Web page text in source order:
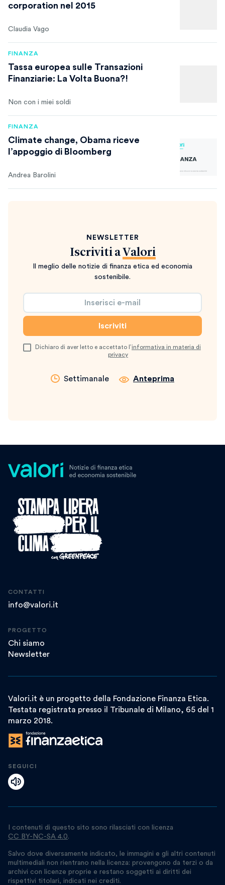
corporation nel 2015
Claudia Vago
FINANZA
Tassa europea sulle Transazioni
Finanziarie: La Volta Buona?!
Non con i miei soldi
FINANZA
Climate change, Obama riceve
l’appoggio di Bloomberg
Andrea Barolini
NEWSLETTER
Iscriviti a Valori
Il meglio delle notizie di finanza etica ed economia
sostenibile.
Dichiaro di aver letto e accettato l’informativa in materia di
privacy
Settimanale Anteprima
CONTATTI
info@valori.it
PROGETTO
Chi siamo
Newsletter
Valori.it è un progetto della Fondazione Finanza Etica.
Testata registrata presso il Tribunale di Milano, 65 del 1
marzo 2018.
SEGUICI
I contenuti di questo sito sono rilasciati con licenza
CC BY-NC-SA 4.0.
Salvo dove diversamente indicato, le immagini e gli altri contenuti
multimediali non rientrano nella licenza: provengono da terzi o da
archivi con licenze proprie e restano soggetti ai diritti dei
rispettivi titolari, indicati nei crediti.